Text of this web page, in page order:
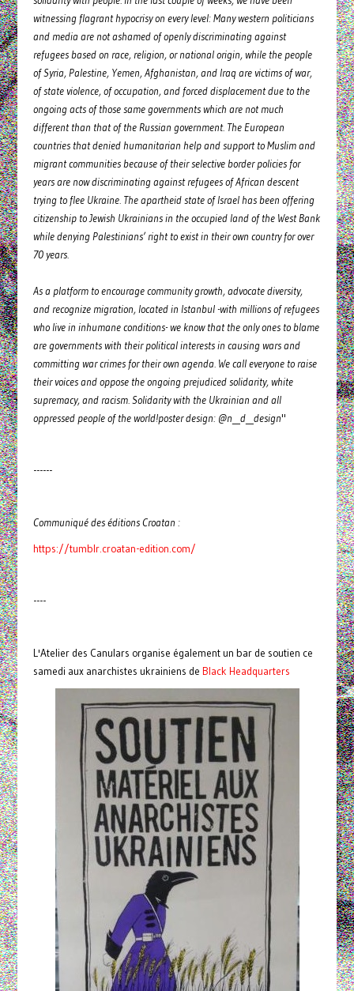
witnessing flagrant hypocrisy on every level: Many western politicians
and media are not ashamed of openly discriminating against
refugees based on race, religion, or national origin, while the people
of Syria, Palestine, Yemen, Afghanistan, and Iraq are victims of war,
of state violence, of occupation, and forced displacement due to the
ongoing acts of those same governments which are not much
different than that of the Russian government. The European
countries that denied humanitarian help and support to Muslim and
migrant communities because of their selective border policies for
years are now discriminating against refugees of African descent
trying to flee Ukraine. The apartheid state of Israel has been offering
citizenship to Jewish Ukrainians in the occupied land of the West Bank
while denying Palestinians’ right to exist in their own country for over
70 years.
As a platform to encourage community growth, advocate diversity,
and recognize migration, located in Istanbul -with millions of refugees
who live in inhumane conditions- we know that the only ones to blame
are governments with their political interests in causing wars and
committing war crimes for their own agenda. We call everyone to raise
their voices and oppose the ongoing prejudiced solidarity, white
supremacy, and racism. Solidarity with the Ukrainian and all
oppressed people of the world!poster design: @n__d__design"
------
Communiqué des éditions Croatan :
https://tumblr.croatan-edition.com/
----
L'Atelier des Canulars organise également un bar de soutien ce
samedi aux anarchistes ukrainiens de Black Headquarters